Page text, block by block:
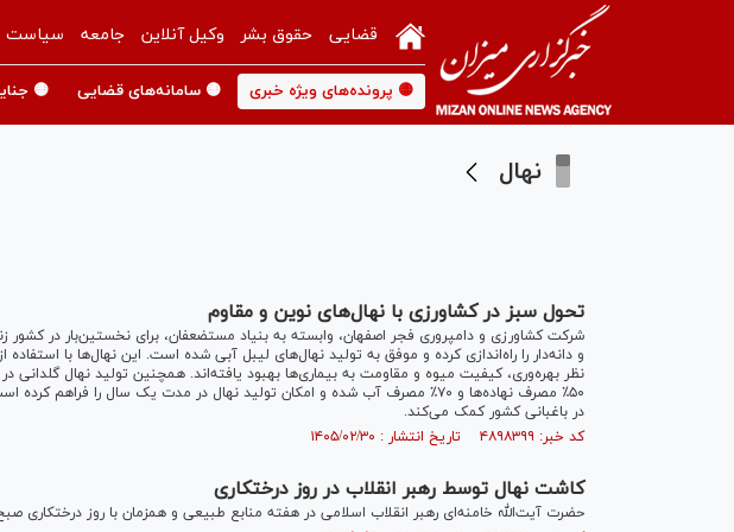
قضایی حقوق بشر وکیل آنلاین جامعه سیاست
🟡 پرونده‌های ویژه خبری 🟡 سامانه‌های قضایی 🟡
نهال
تحول سبز در کشاورزی با نهال‌های نوین و مقاوم
شرکت کشاورزی و دامپروری فجر اصفهان، وابسته به بنیاد مستضعفان، برای نخستین‌بار در کشور
و دانه‌دار را راه‌اندازی کرده و موفق به تولید نهال‌های لیبل آبی شده است. این نهال‌ها با
نظر بهره‌وری، کیفیت میوه و مقاومت به بیماری‌ها بهبود یافته‌اند. همچنین تولید نهال
۵۰٪ مصرف نهاده‌ها و ۷۰٪ مصرف آب شده و امکان تولید نهال در مدت یک سال را
در باغبانی کشور کمک می‌کند.
کد خبر: ۴۸۹۸۳۹۹ تاریخ انتشار : ۱۴۰۵/۰۲/۳۰
کاشت نهال توسط رهبر انقلاب در روز درختکاری
حضرت آیت‌الله خامنه‌ای رهبر انقلاب اسلامی در هفته منابع طبیعی و همزمان با روز درختکاری